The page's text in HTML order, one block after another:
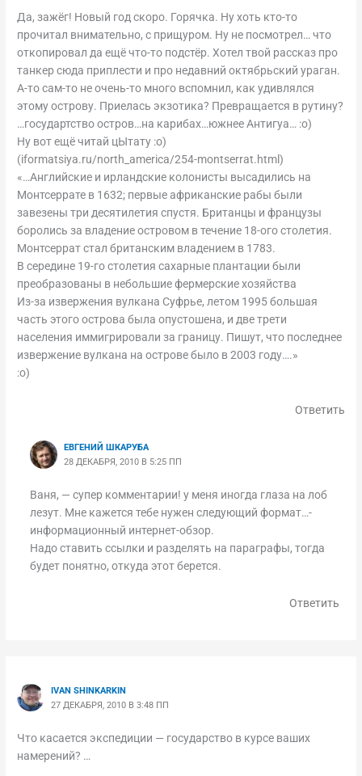
Да, зажёг! Новый год скоро. Горячка. Ну хоть кто-то
прочитал внимательно, с прищуром. Ну не посмотрел… что
откопировал да ещё что-то подстёр. Хотел твой рассказ про
танкер сюда приплести и про недавний октябрьский ураган.
А-то сам-то не очень-то много вспомнил, как удивлялся
этому острову. Приелась экзотика? Превращается в рутину?
…государтство остров…на карибах…южнее Антигуа… :о)
Ну вот ещё читай цЫтату :о)
(iformatsiya.ru/north_america/254-montserrat.html)
«…Английские и ирландские колонисты высадились на
Монтсеррате в 1632; первые африканские рабы были
завезены три десятилетия спустя. Британцы и французы
боролись за владение островом в течение 18-ого столетия.
Монтсеррат стал британским владением в 1783.
В середине 19-го столетия сахарные плантации были
преобразованы в небольшие фермерские хозяйства
Из-за извержения вулкана Суфрье, летом 1995 большая
часть этого острова была опустошена, и две трети
населения иммигрировали за границу. Пишут, что последнее
извержение вулкана на острове было в 2003 году….»
:о)
Ответить
ЕВГЕНИЙ ШКАРУБА
28 ДЕКАБРЯ, 2010 В 5:25 ПП
Ваня, — супер комментарии! у меня иногда глаза на лоб
лезут. Мне кажется тебе нужен следующий формат…-
информационный интернет-обзор.
Надо ставить ссылки и разделять на параграфы, тогда
будет понятно, откуда этот берется.
Ответить
IVAN SHINKARKIN
27 ДЕКАБРЯ, 2010 В 3:48 ПП
Что касается экспедиции — государство в курсе ваших
намерений? …